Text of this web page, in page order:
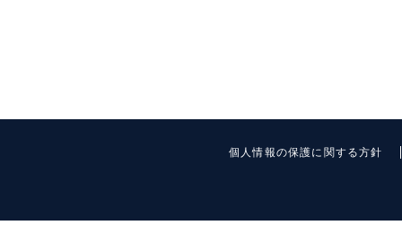
個人情報の保護に関する方針